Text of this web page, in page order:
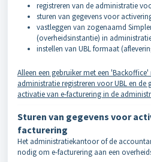
registreren van de administratie
sturen van gegevens voor
vastleggen van zogenaamd
(overheidsinstantie) in
instellen van UBL formaat
Alleen een gebruiker met een
administratie registreren voor UBL en de
activatie van e-facturering in de
Sturen van gegevens voor
facturering
Het administratiekantoor of de
nodig om e-facturering aan een